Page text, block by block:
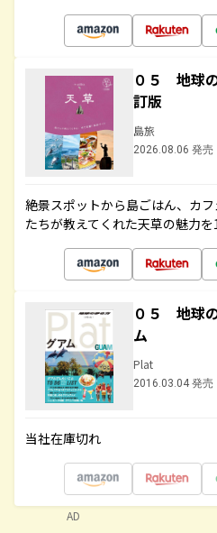
０５ 地球
訂版
島旅
2026.08.06 発売
絶景スポットから島ごはん、カ
たちが教えてくれた天草の魅力を
０５ 地球
ム
Plat
2016.03.04 発売
当社在庫切れ
AD